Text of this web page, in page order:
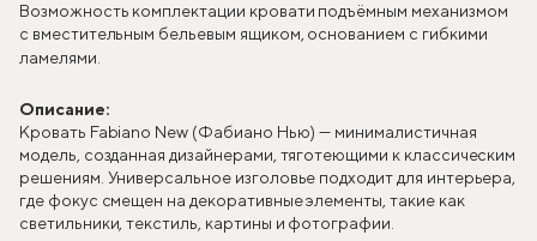
Возможность комплектации кровати подъёмным механизмом
с вместительным бельевым ящиком, основанием с гибкими
ламелями.
Описание:
Кровать Fabiano New (Фабиано Нью) — минималистичная
модель, созданная дизайнерами, тяготеющими к классическим
решениям. Универсальное изголовье подходит для интерьера,
где фокус смещен на декоративные элементы, такие как
светильники, текстиль, картины и фотографии.